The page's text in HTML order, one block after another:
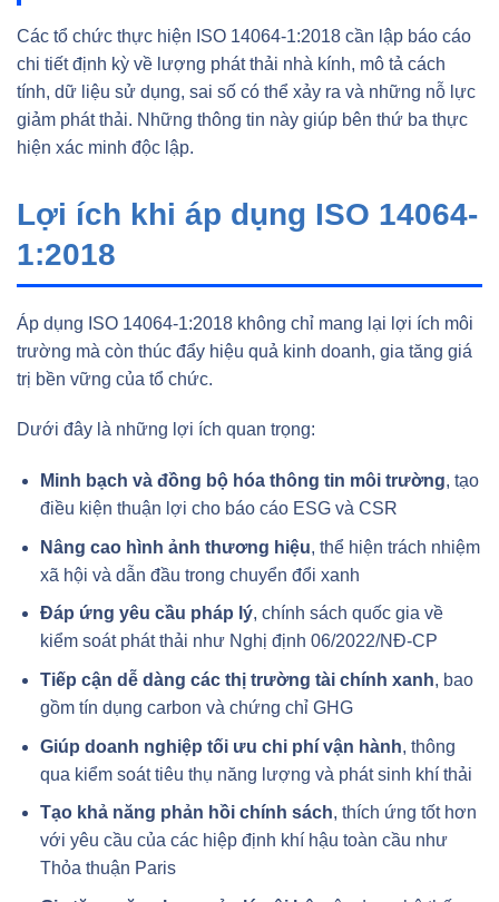
Các tổ chức thực hiện ISO 14064-1:2018 cần lập báo cáo
chi tiết định kỳ về lượng phát thải nhà kính, mô tả cách
tính, dữ liệu sử dụng, sai số có thể xảy ra và những nỗ lực
giảm phát thải. Những thông tin này giúp bên thứ ba thực
hiện xác minh độc lập.
Lợi ích khi áp dụng ISO 14064-
1:2018
Áp dụng ISO 14064-1:2018 không chỉ mang lại lợi ích môi
trường mà còn thúc đẩy hiệu quả kinh doanh, gia tăng giá
trị bền vững của tổ chức.
Dưới đây là những lợi ích quan trọng:
Minh bạch và đồng bộ hóa thông tin môi trường, tạo
điều kiện thuận lợi cho báo cáo ESG và CSR
Nâng cao hình ảnh thương hiệu, thể hiện trách nhiệm
xã hội và dẫn đầu trong chuyển đổi xanh
Đáp ứng yêu cầu pháp lý, chính sách quốc gia về
kiểm soát phát thải như Nghị định 06/2022/NĐ-CP
Tiếp cận dễ dàng các thị trường tài chính xanh, bao
gồm tín dụng carbon và chứng chỉ GHG
Giúp doanh nghiệp tối ưu chi phí vận hành, thông
qua kiểm soát tiêu thụ năng lượng và phát sinh khí thải
Tạo khả năng phản hồi chính sách, thích ứng tốt hơn
với yêu cầu của các hiệp định khí hậu toàn cầu như
Thỏa thuận Paris